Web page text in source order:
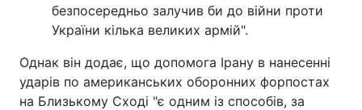
безпосередньо залучив би до війни проти
України кілька великих армій".
Однак він додає, що допомога Ірану в нанесенні
ударів по американських оборонних форпостах
на Близькому Сході "є одним із способів, за